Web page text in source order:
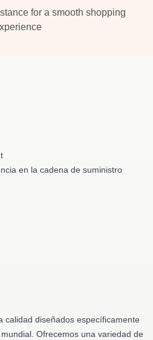
for a smooth shopping
en la cadena de suministro
calidad diseñados específicamente
Ofrecemos una variedad de